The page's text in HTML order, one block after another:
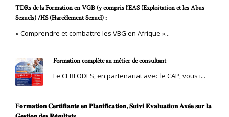
TDRs de la Formation en VGB (y compris l’EAS (Exploitation et les Abus
Sexuels) /HS (Harcèlement Sexuel) :
« Comprendre et combattre les VBG en Afrique »...
Formation complète au métier de consultant
Le CERFODES, en partenariat avec le CAP, vous i...
𝐅𝐨𝐫𝐦𝐚𝐭𝐢𝐨𝐧 𝐂𝐞𝐫𝐭𝐢𝐟𝐢𝐚𝐧𝐭𝐞 𝐞𝐧 𝐏𝐥𝐚𝐧𝐢𝐟𝐢𝐜𝐚𝐭𝐢𝐨𝐧, 𝐒𝐮𝐢𝐯𝐢 𝐄𝐯𝐚𝐥𝐮𝐚𝐭𝐢𝐨𝐧 𝐀𝐱𝐞́𝐞 𝐬𝐮𝐫 𝐥𝐚